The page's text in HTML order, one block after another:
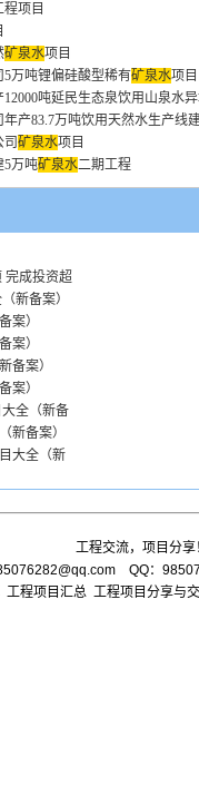
项目
矿泉水项目
万吨锂偏硅酸型稀有矿泉水项
吨延民生态泉饮用山泉水
产83.7万吨饮用天然水生产线
矿泉水项目
5万吨矿泉水二期工程
完成投资超
新备案）
案）
案）
备案）
案）
全（新备
新备案）
大全（新
工程交流，项目分享
QQ：
工程项目汇总 工程项目分享与